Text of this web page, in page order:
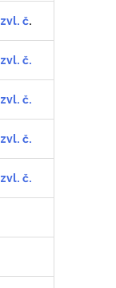
zvl. č.
zvl. č.
zvl. č.
zvl. č.
zvl. č.